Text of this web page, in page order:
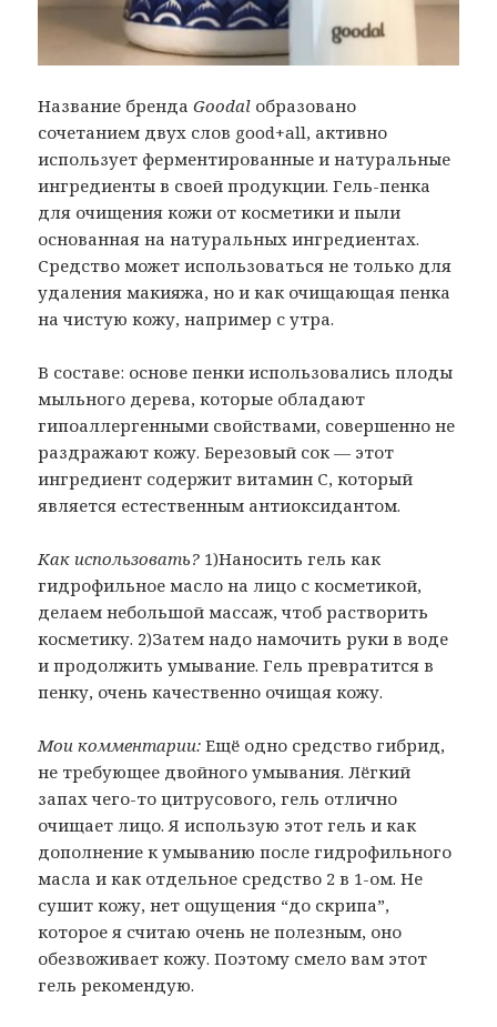
Название брендаGoodal образовано
сочетанием двух слов good+all, активно
использует ферментированные и натуральные
ингредиенты в своей продукции. Гель-пенка
для очищения кожи от косметики и пыли
основанная на натуральных ингредиентах.
Средство может использоваться не только для
удаления макияжа, но и как очищающая пенка
на чистую кожу, например с утра.
В составе: основе пенки использовались плоды
мыльного дерева, которые обладают
гипоаллергенными свойствами, совершенно не
раздражают кожу. Березовый сок — этот
ингредиент содержит витамин С, который
является естественным антиоксидантом.
Как использовать? 1)Наносить гель как
гидрофильное масло на лицо с косметикой,
делаем небольшой массаж, чтоб растворить
косметику. 2)Затем надо намочить руки в воде
и продолжить умывание. Гель превратится в
пенку, очень качественно очищая кожу.
Мои комментарии: Ещё одно средство гибрид,
не требующее двойного умывания. Лёгкий
запах чего-то цитрусового, гель отлично
очищает лицо. Я использую этот гель и как
дополнение к умыванию после гидрофильного
масла и как отдельное средство 2 в 1-ом. Не
сушит кожу, нет ощущения “до скрипа”,
которое я считаю очень не полезным, оно
обезвоживает кожу. Поэтому смело вам этот
гель рекомендую.